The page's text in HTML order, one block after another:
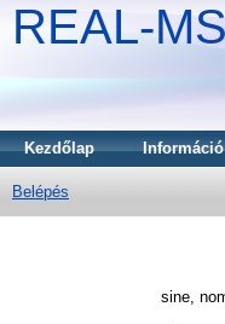
REAL-
Kezdőlap Információ
Belépés
sine,